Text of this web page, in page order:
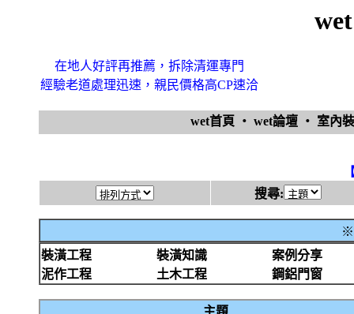
在地人好評再推薦，拆除清運專門
經驗老道處理迅速，親民價格高CP速洽
wet首頁 ‧ wet論壇 ‧ 室內
搜尋:
※
裝潢工程
裝潢知識
案例分享
泥作工程
土木工程 鋼鋁門窗
主題